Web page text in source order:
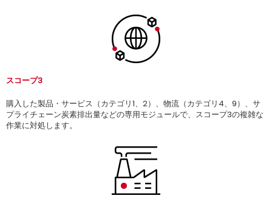
スコープ3
購入した製品・サービス（カテゴリ1、2）、物流（カテゴリ4、9）、サ
プライチェーン炭素排出量などの専用モジュールで、スコープ3の複雑な
作業に対処します。